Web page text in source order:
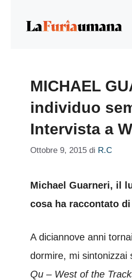
MICHAEL
individuo
Intervista a
Ottobre 9, 2015 di R.C
Michael Guarneri, il
cosa ha raccontato di
A diciannove anni
dormire, mi sintonizzai
Qu – West of the